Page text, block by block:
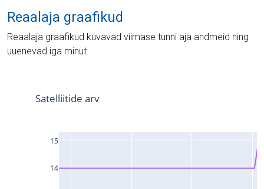
Reaalaja graafikud
Reaalaja graafikud kuvavad viimase tunni aja andmeid ning
uuenevad iga minut.